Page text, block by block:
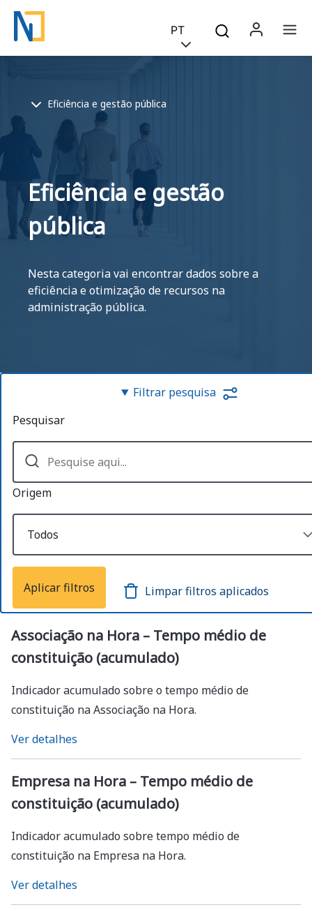
PT
Breadcrumb
Eficiência e gestão pública
Eficiência e gestão
pública
Nesta categoria vai encontrar dados sobre a
eficiência e otimização de recursos na
administração pública.
Filtrar pesquisa
Pesquisar
Origem
Associação na Hora – Tempo médio de
constituição (acumulado)
Indicador acumulado sobre o tempo médio de
constituição na Associação na Hora.
Ver detalhes
Empresa na Hora – Tempo médio de
constituição (acumulado)
Indicador acumulado sobre tempo médio de
constituição na Empresa na Hora.
Ver detalhes